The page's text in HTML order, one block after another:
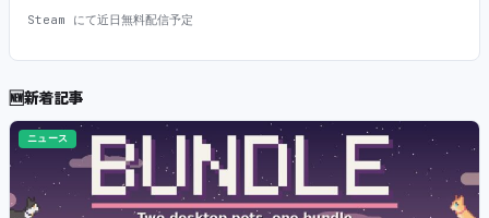
Steam にて近日無料配信予定
🆕新着記事
ニュース